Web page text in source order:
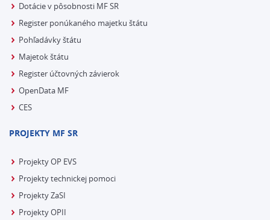
Dotácie v pôsobnosti MF SR
Register ponúkaného majetku štátu
Pohľadávky štátu
Majetok štátu
Register účtovných závierok
OpenData MF
CES
PROJEKTY MF SR
Projekty OP EVS
Projekty technickej pomoci
Projekty ZaSI
Projekty OPII